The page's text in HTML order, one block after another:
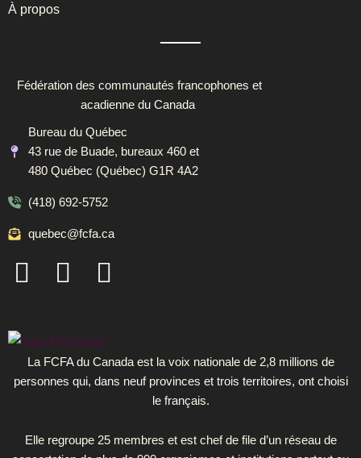
À propos
Fédération des communautés francophones et
acadienne du Canada
Bureau du Québec
43 rue de Buade, bureaux 460 et
480 Québec (Québec) G1R 4A2
(418) 692-5752
quebec@fcfa.ca
F
a
e
b
o
k
I
n
t
a
g
a
L
i
k
e
d
n
La FCFA du Canada est la voix nationale de 2,8 millions de
personnes qui, dans neuf provinces et trois territoires, ont choisi
le français.
Elle regroupe 25 membres et est chef de file d’un réseau de